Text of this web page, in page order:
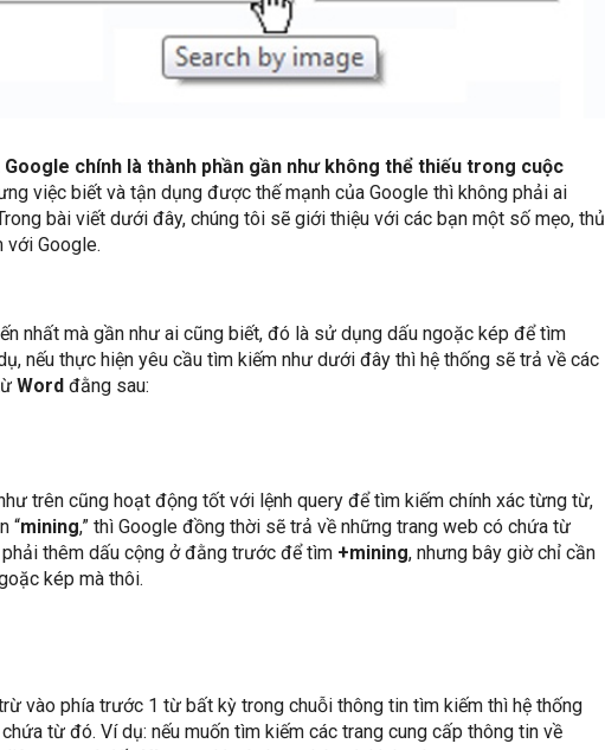
chính là thành phần gần như không thể thiếu trong cuộc
việc biết và tận dụng được thế mạnh của Google thì không phải ai
bài viết dưới đây, chúng tôi sẽ giới thiệu với các bạn một số mẹo, thủ
với Google.
nhất mà gần như ai cũng biết, đó là sử dụng dấu ngoặc kép để tìm
nếu thực hiện yêu cầu tìm kiếm như dưới đây thì hệ thống sẽ trả về các
Word đằng sau:
trên cũng hoạt động tốt với lệnh query để tìm kiếm chính xác từng từ,
“mining,” thì Google đồng thời sẽ trả về những trang web có chứa từ
phải thêm dấu cộng ở đằng trước để tìm +mining, nhưng bây giờ chỉ cần
kép mà thôi.
vào phía trước 1 từ bất kỳ trong chuỗi thông tin tìm kiếm thì hệ thống
từ đó. Ví dụ: nếu muốn tìm kiếm các trang cung cấp thông tin về